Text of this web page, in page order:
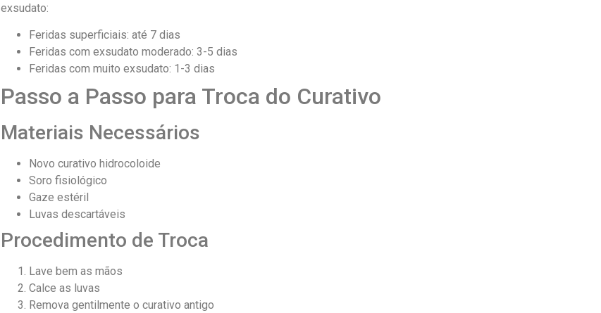
exsudato:
Feridas superficiais: até 7 dias
Feridas com exsudato moderado: 3-5 dias
Feridas com muito exsudato: 1-3 dias
Passo a Passo para Troca do Curativo
Materiais Necessários
Novo curativo hidrocoloide
Soro fisiológico
Gaze estéril
Luvas descartáveis
Procedimento de Troca
Lave bem as mãos
Calce as luvas
Remova gentilmente o curativo antigo